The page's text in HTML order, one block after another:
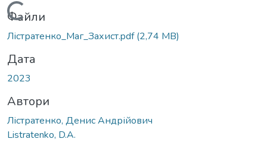
Вантажиться...
Файли
Лістратенко_Маг_Захист.pdf(2,74 MB)
Дата
2023
Автори
Лістратенко, Денис Андрійович
Listratenko, D.A.